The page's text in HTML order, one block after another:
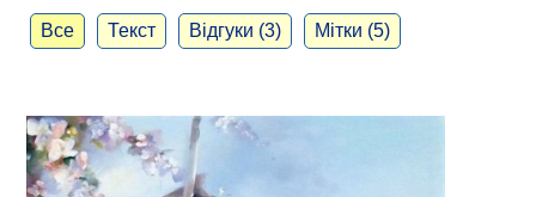
Все Текст Відгуки (3) Мітки (5)